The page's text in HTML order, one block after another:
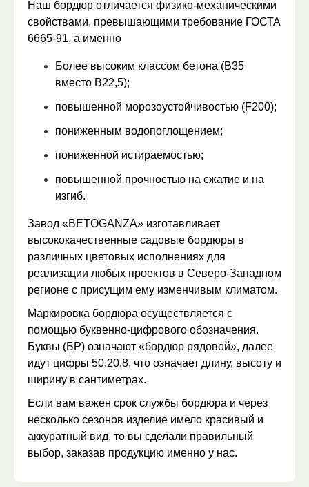
Наш бордюр отличается физико-механическими
свойствами, превышающими требование ГОСТА
6665-91, а именно
Более высоким классом бетона (В35
вместо В22,5);
повышенной морозоустойчивостью (F200);
пониженным водопоглощением;
пониженной истираемостью;
повышенной прочностью на сжатие и на
изгиб.
Завод «BETOGANZA» изготавливает
высококачественные садовые бордюры в
различных цветовых исполнениях для
реализации любых проектов в Северо-Западном
регионе с присущим ему изменчивым климатом.
Маркировка бордюра осуществляется с
помощью буквенно-цифрового обозначения.
Буквы (БР) означают «бордюр рядовой», далее
идут цифры 50.20.8, что означает длину, высоту и
ширину в сантиметрах.
Если вам важен срок службы бордюра и через
несколько сезонов изделие имело красивый и
аккуратный вид, то вы сделали правильный
выбор, заказав продукцию именно у нас.